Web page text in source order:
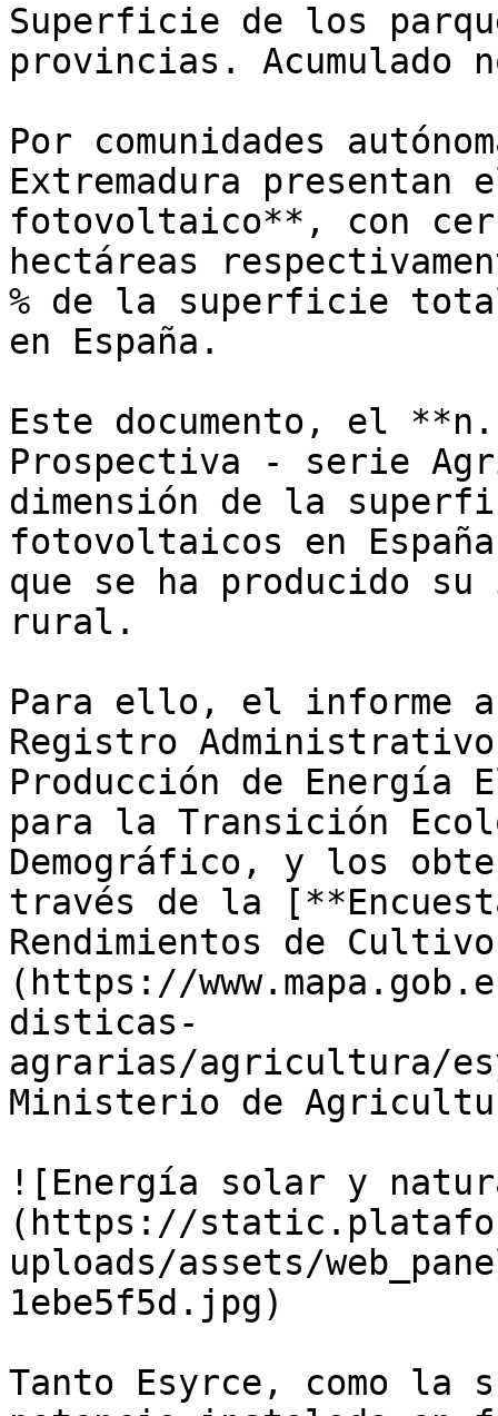
Superficie de los
provincias. Acumulado
Por comunidades
Extremadura presentan
fotovoltaico**, con
hectáreas
% de la superficie
en España.
Este documento, el
Prospectiva - serie
dimensión de la
fotovoltaicos en
que se ha producido
rural.
Para ello, el informe
Registro
Producción de
para la Transición
Demográfico, y los
través de la
Rendimientos de
(https://
disticas-
agrarias/agricultura/
Ministerio de
![Energía solar y
(https://
uploads/assets/
1ebe5f5d.jpg)
Tanto Esyrce, como